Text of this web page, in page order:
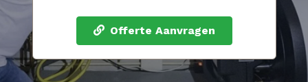
Offerte Aanvragen